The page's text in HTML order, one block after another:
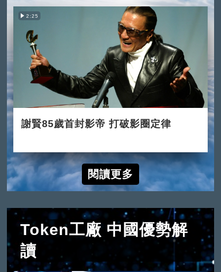
2:25
謝賢85歲首封影帝 打破影圈定律
閱讀更多
Token工廠 中國優勢解
讀